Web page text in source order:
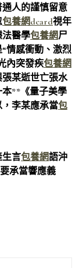
人的謹慎留意
包養網dcard視年
醫學包養網尸
情感衝動、激烈
內突發疾包養網
某逝世亡張水
本**《量子美學
李某應承當包
生言包養網語沖
承當響應義